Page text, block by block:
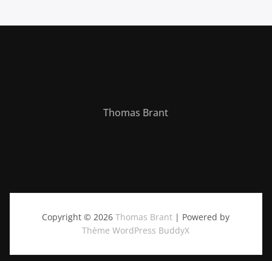
Thomas Brant
Copyright © 2026Thomas Brant | Powered by
Thème WordPress BuddyX